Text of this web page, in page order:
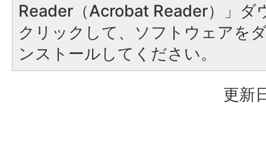
Reader（Acrobat Reader）」ダ
クリックして、ソフトウェアを
ンストールしてください。
更新